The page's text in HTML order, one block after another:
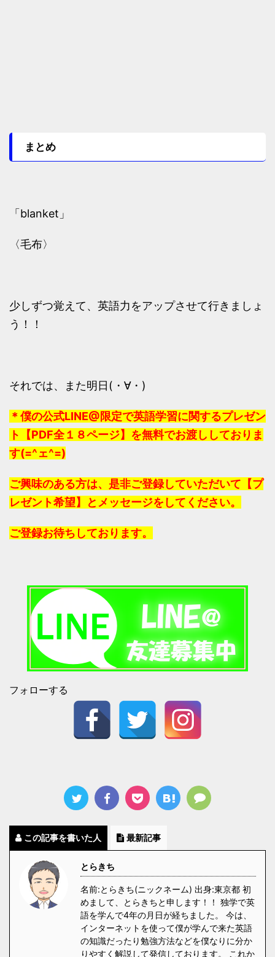
まとめ
「blanket」
〈毛布〉
少しずつ覚えて、英語力をアップさせて行きましょ
う！！
それでは、また明日(・∀・)
＊僕の公式LINE@限定で英語学習に関するプレゼン
ト【PDF全１８ページ】を無料でお渡ししておりま
す(=^ェ^=)
ご興味のある方は、是非ご登録していただいて【プ
レゼント希望】とメッセージをしてください。
ご登録お待ちしております。
フォローする
この記事を書いた人 最新記事
とらきち
名前:とらきち(ニックネーム) 出身:東京都 初
めまして、とらきちと申します！！ 独学で英
語を学んで4年の月日が経ちました。 今は、
インターネットを使って僕が学んで来た英語
の知識だったり勉強方法などを僕なりに分か
りやすく解説して発信しております。 これか